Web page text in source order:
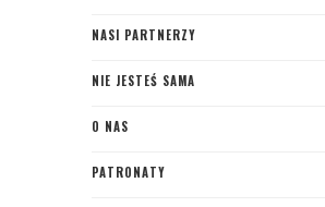
NASI PARTNERZY
NIE JESTEŚ SAMA
O NAS
PATRONATY